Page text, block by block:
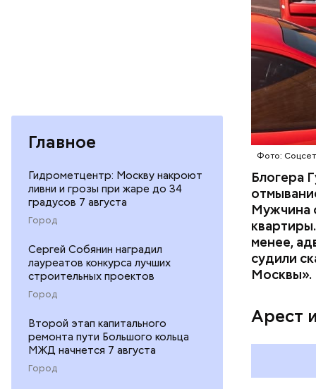
Главное
Гидрометцентр: Москву накроют
ливни и грозы при жаре до 34
градусов 7 августа
Город
Сергей Собянин наградил
лауреатов конкурса лучших
строительных проектов
Город
Второй этап капитального
ремонта пути Большого кольца
МЖД начнется 7 августа
Город
Фото:
Блогера
Мужчина
менее,
судили
Москвы».
Арест
скрытую
матери и
пищу ела